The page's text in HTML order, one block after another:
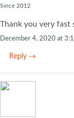
Since 2012
Thank you very fast
December 4, 2020 at
Reply